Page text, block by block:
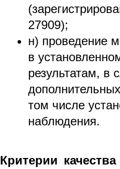
27909);
н) проведение
в
результатам, в
том числе
наблюдения.
Критерии качества